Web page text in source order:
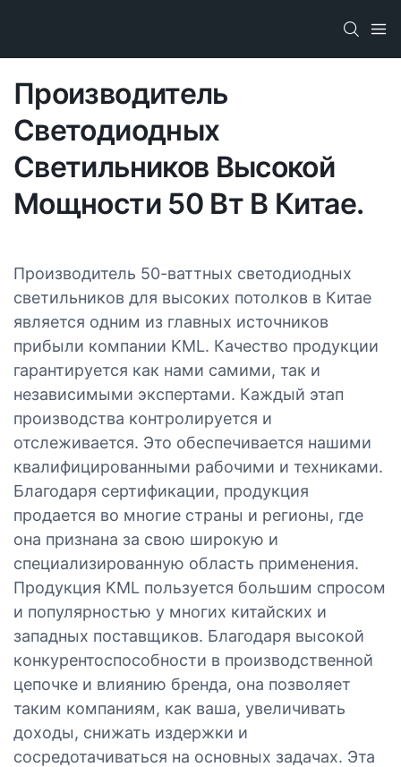
Производитель
Светодиодных
Светильников Высокой
Мощности 50 Вт В Китае.
Производитель 50-ваттных светодиодных
светильников для высоких потолков в Китае
является одним из главных источников
прибыли компании KML. Качество продукции
гарантируется как нами самими, так и
независимыми экспертами. Каждый этап
производства контролируется и
отслеживается. Это обеспечивается нашими
квалифицированными рабочими и техниками.
Благодаря сертификации, продукция
продается во многие страны и регионы, где
она признана за свою широкую и
специализированную область применения.
Продукция KML пользуется большим спросом
и популярностью у многих китайских и
западных поставщиков. Благодаря высокой
конкурентоспособности в производственной
цепочке и влиянию бренда, она позволяет
таким компаниям, как ваша, увеличивать
доходы, снижать издержки и
сосредотачиваться на основных задачах. Эта